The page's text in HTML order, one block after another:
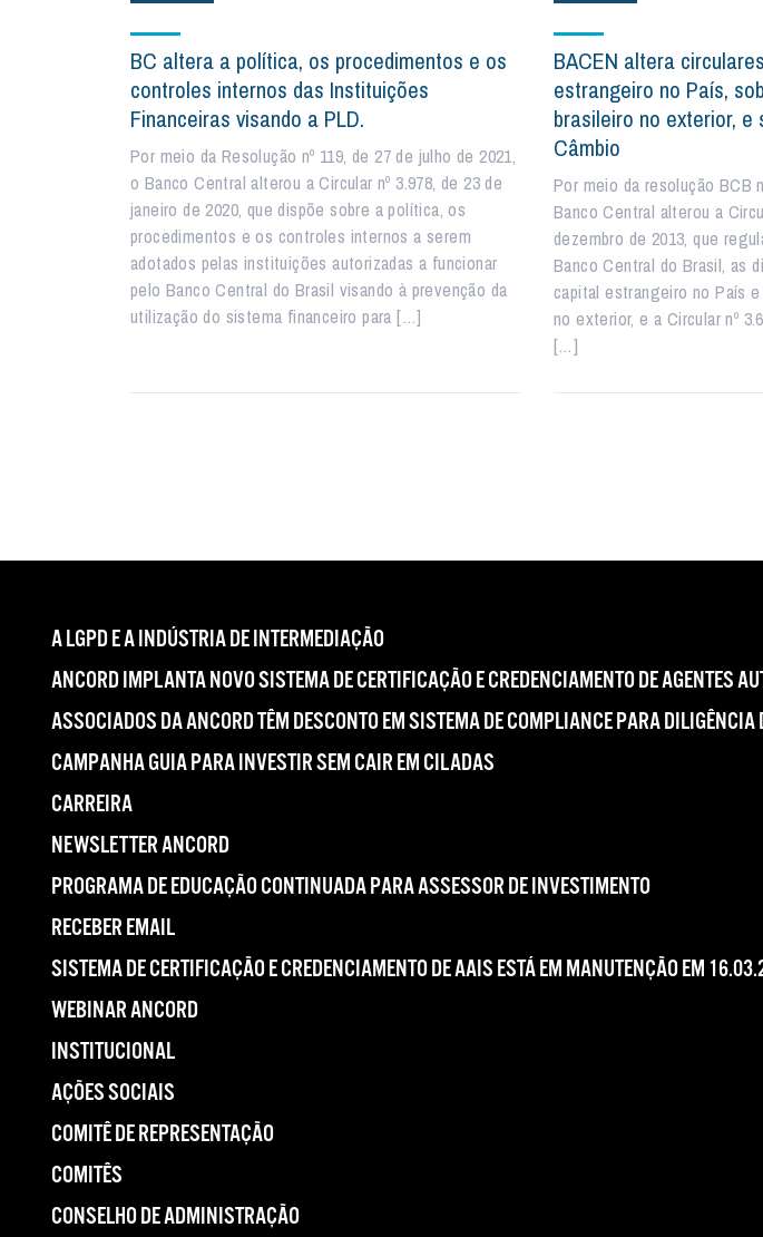
BC altera a política, os procedimentos e os
controles internos das Instituições
Financeiras visando a PLD.
Por meio da Resolução nº 119, de 27 de julho de 2021,
o Banco Central alterou a Circular nº 3.978, de 23 de
janeiro de 2020, que dispõe sobre a política, os
procedimentos e os controles internos a serem
adotados pelas instituições autorizadas a funcionar
pelo Banco Central do Brasil visando à prevenção da
utilização do sistema financeiro para […]
BACEN altera
estrangeiro no País,
brasileiro no exterior, e
Câmbio
Por meio da resolução BCB
Banco Central alterou a
dezembro de 2013, que
Banco Central do Brasil, as
capital estrangeiro no País
no exterior, e a Circular nº
[…]
A LGPD E A INDÚSTRIA DE INTERMEDIAÇÃO
ANCORD IMPLANTA NOVO SISTEMA DE CERTIFICAÇÃO E CREDENCIAMENTO DE AGENTES
ASSOCIADOS DA ANCORD TÊM DESCONTO EM SISTEMA DE COMPLIANCE PARA DILIGÊNCIA
CAMPANHA GUIA PARA INVESTIR SEM CAIR EM CILADAS
CARREIRA
NEWSLETTER ANCORD
PROGRAMA DE EDUCAÇÃO CONTINUADA PARA ASSESSOR DE INVESTIMENTO
RECEBER EMAIL
SISTEMA DE CERTIFICAÇÃO E CREDENCIAMENTO DE AAIS ESTÁ EM MANUTENÇÃO EM
WEBINAR ANCORD
INSTITUCIONAL
AÇÕES SOCIAIS
COMITÊ DE REPRESENTAÇÃO
COMITÊS
CONSELHO DE ADMINISTRAÇÃO